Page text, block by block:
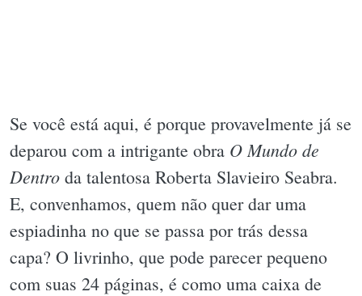
Se você está aqui, é porque provavelmente já se
deparou com a intrigante obra O Mundo de
Dentro da talentosa Roberta Slavieiro Seabra.
E, convenhamos, quem não quer dar uma
espiadinha no que se passa por trás dessa
capa? O livrinho, que pode parecer pequeno
com suas 24 páginas, é como uma caixa de